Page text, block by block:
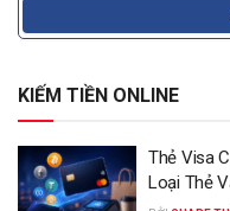
KIẾM TIỀN ONLINE
Thẻ Visa
Loại Thẻ